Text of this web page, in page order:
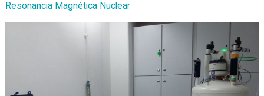
Resonancia Magnética Nuclear